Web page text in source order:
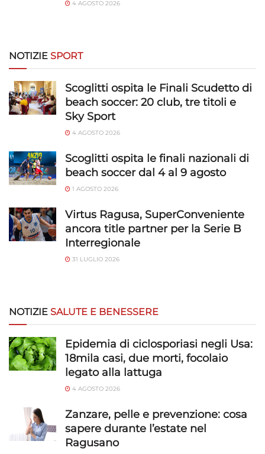
4 AGOSTO 2026
NOTIZIE SPORT
Scoglitti ospita le Finali Scudetto di
beach soccer: 20 club, tre titoli e
Sky Sport
4 AGOSTO 2026
Scoglitti ospita le finali nazionali di
beach soccer dal 4 al 9 agosto
1 AGOSTO 2026
Virtus Ragusa, SuperConveniente
ancora title partner per la Serie B
Interregionale
31 LUGLIO 2026
NOTIZIE SALUTE E BENESSERE
Epidemia di ciclosporiasi negli Usa:
18mila casi, due morti, focolaio
legato alla lattuga
4 AGOSTO 2026
Zanzare, pelle e prevenzione: cosa
sapere durante l’estate nel
Ragusano